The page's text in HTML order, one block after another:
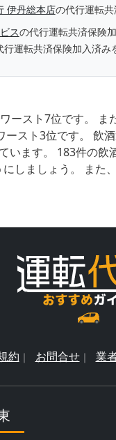
伊丹総本店の代行運転
スの代行運転共済保険
行運転共済保険加入済み
ースト7位です。
スト3位です。 飲
います。 183件の
しましょう。 ま
約 お問合せ 業